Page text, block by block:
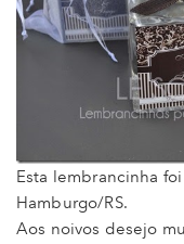
Esta lembrancinha
Hamburgo/RS.
Aos noivos desejo